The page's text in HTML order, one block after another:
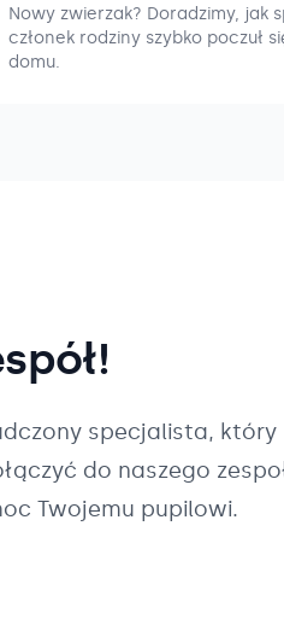
Nowy zwierzak? Doradzimy, jak
członek rodziny szybko poczuł
domu.
specjalista, który
do naszego
Twojemu pupilowi.